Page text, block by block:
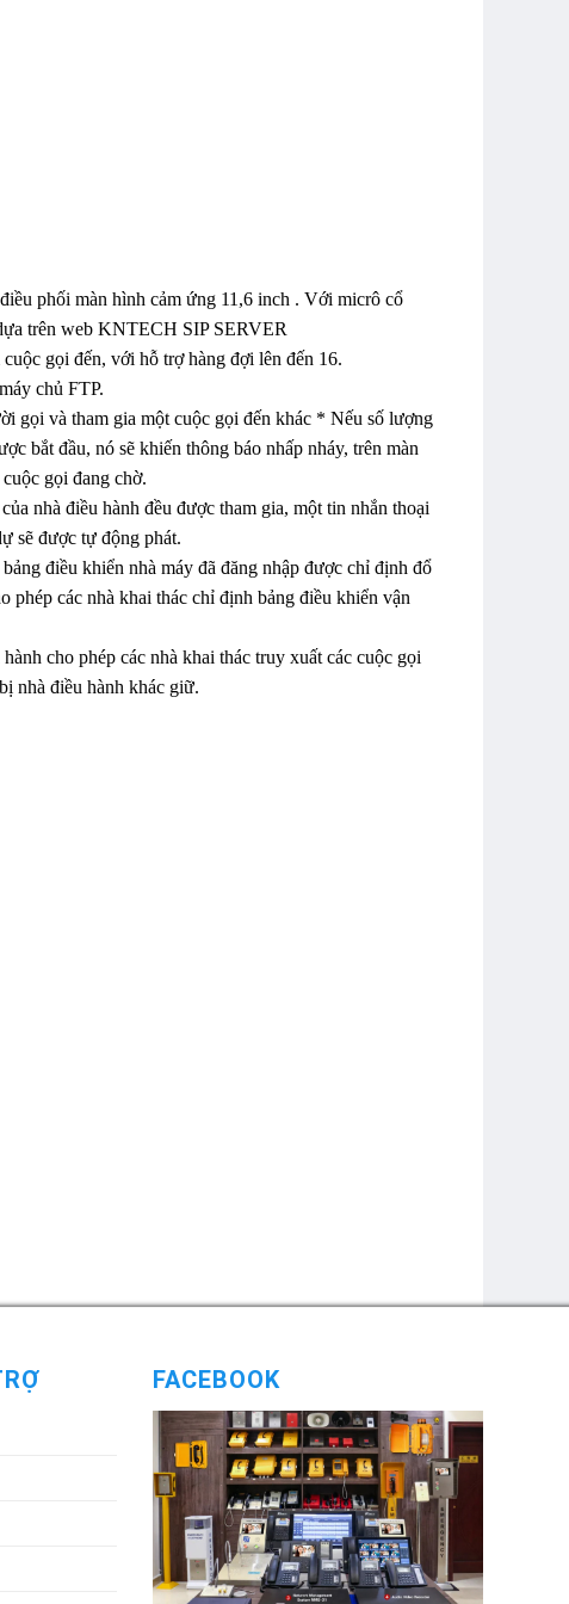
phối màn hình cảm ứng 11,6 inch . Với micrô cổ
trên web KNTECH SIP SERVER
gọi đến, với hỗ trợ hàng đợi lên đến 16.
chủ FTP.
và tham gia một cuộc gọi đến khác * Nếu số lượng
bắt đầu, nó sẽ khiến thông báo nhấp nháy, trên màn
gọi đang chờ.
nhà điều hành đều được tham gia, một tin nhắn thoại
sẽ được tự động phát.
điều khiển nhà máy đã đăng nhập được chỉ định đổ
các nhà khai thác chỉ định bảng điều khiển vận
cho phép các nhà khai thác truy xuất các cuộc gọi
nhà điều hành khác giữ.
FACEBOOK